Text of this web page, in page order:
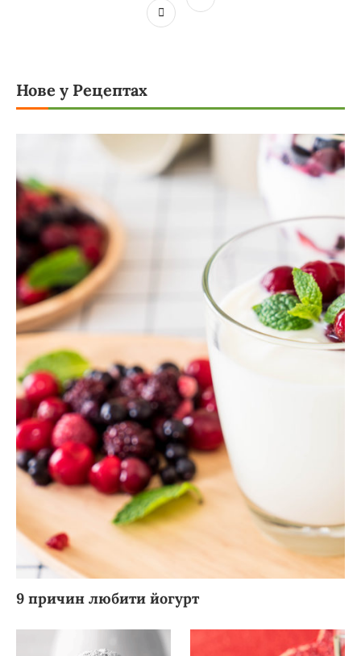
Нове у Рецептах
9 причин любити йогурт